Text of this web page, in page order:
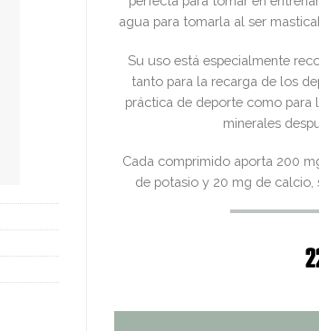
agua para tomarla al ser
Su uso está especialmente
tanto para la recarga de los
práctica de deporte como para
minerales
Cada comprimido aporta 200
de potasio y 20 mg de calcio,